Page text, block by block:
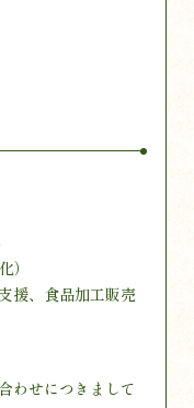
）
援、食品加工販売
わせにつきまして